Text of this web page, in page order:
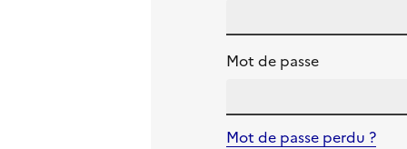
Mot de passe
Mot de passe perdu ?